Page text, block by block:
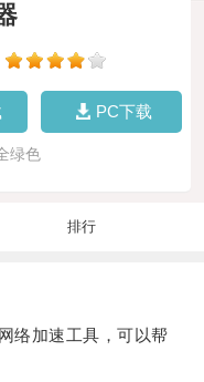
PC下载
绿色
排行
加速工具，可以帮